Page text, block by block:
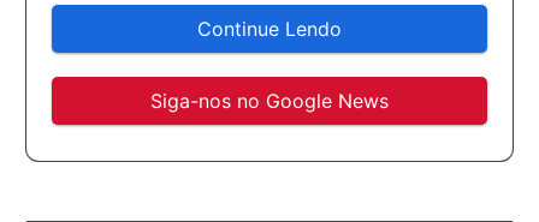
Continue Lendo
Siga-nos no Google News